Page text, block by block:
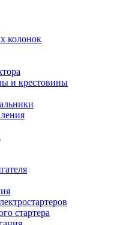
колонок
и крестовины
стартера